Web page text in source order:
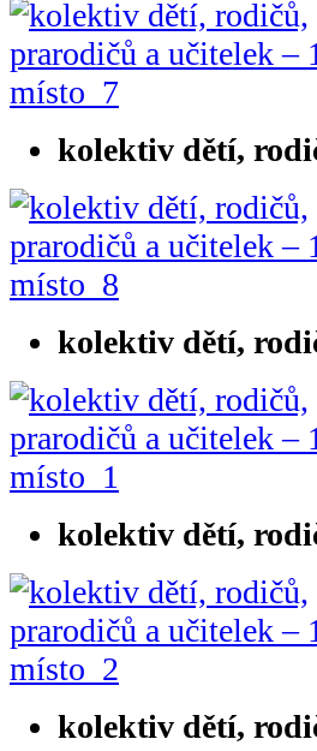
kolektiv dětí,
kolektiv dětí,
kolektiv dětí,
kolektiv dětí,